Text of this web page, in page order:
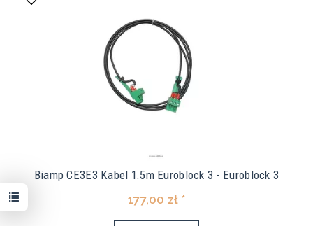
Biamp CE3E3 Kabel 1.5m Euroblock 3 - Euroblock 3
177,00 zł *